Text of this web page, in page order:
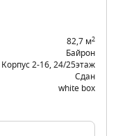
82,7 м2
Байрон
Корпус 2-16 24/25этаж
Сдан
white box